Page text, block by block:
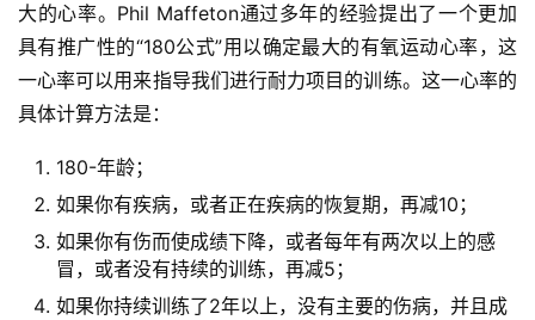
大的心率。Phil Maffeton通过多年的经验提出了一个更加
具有推广性的“180公式”用以确定最大的有氧运动心率，这
一心率可以用来指导我们进行耐力项目的训练。这一心率的
具体计算方法是：
180-年龄；
如果你有疾病，或者正在疾病的恢复期，再减10；
如果你有伤而使成绩下降，或者每年有两次以上的感
冒，或者没有持续的训练，再减5；
如果你持续训练了2年以上，没有主要的伤病，并且成